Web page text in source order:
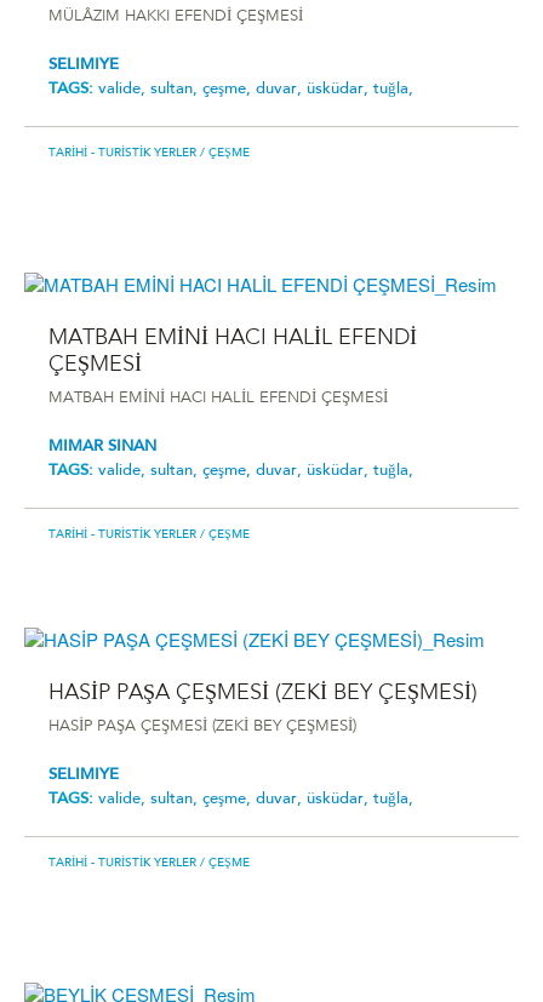
MÜLÂZIM HAKKI EFENDİ ÇEŞMESİ
SELIMIYE
TAGS: valide, sultan, çeşme, duvar, üsküdar, tuğla,
TARIHI - TURISTIK YERLER / ÇEŞME
MATBAH EMİNİ HACI HALİL EFENDİ
ÇEŞMESİ
MATBAH EMİNİ HACI HALİL EFENDİ ÇEŞMESİ
MIMAR SINAN
TAGS: valide, sultan, çeşme, duvar, üsküdar, tuğla,
TARIHI - TURISTIK YERLER / ÇEŞME
HASİP PAŞA ÇEŞMESİ (ZEKİ BEY ÇEŞMESİ)
HASİP PAŞA ÇEŞMESİ (ZEKİ BEY ÇEŞMESİ)
SELIMIYE
TAGS: valide, sultan, çeşme, duvar, üsküdar, tuğla,
TARIHI - TURISTIK YERLER / ÇEŞME